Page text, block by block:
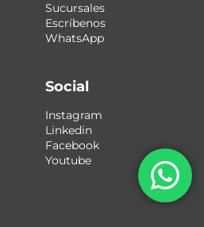
Sucursales
Escríbenos
WhatsApp
Social
Instagram
Linkedin
Facebook
Youtube